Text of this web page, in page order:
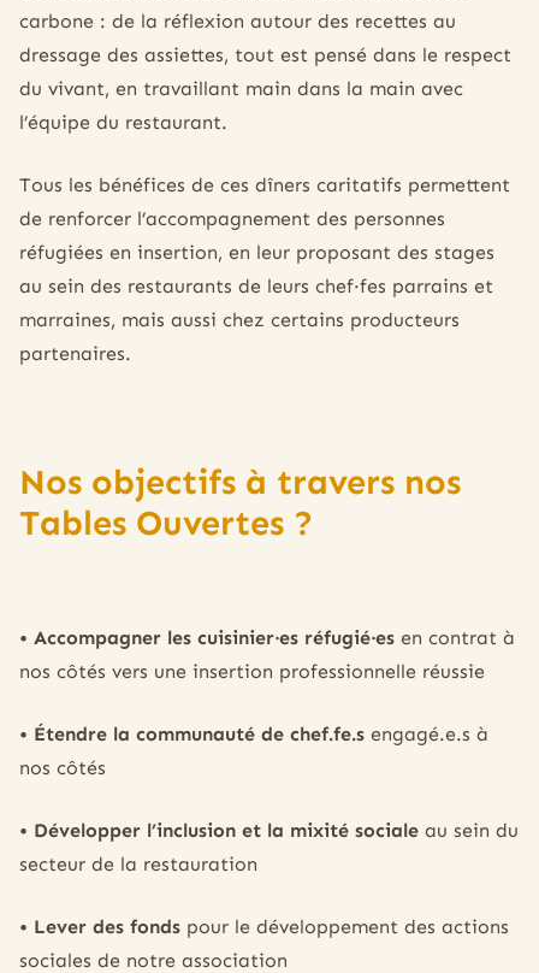
carbone : de la réflexion autour des recettes au
dressage des assiettes, tout est pensé dans le respect
du vivant, en travaillant main dans la main avec
l’équipe du restaurant.
Tous les bénéfices de ces dîners caritatifs permettent
de renforcer l’accompagnement des personnes
réfugiées en insertion, en leur proposant des stages
au sein des restaurants de leurs chef·fes parrains et
marraines, mais aussi chez certains producteurs
partenaires.
Nos objectifs à travers nos
Tables Ouvertes ?
• Accompagner les cuisinier·es réfugié·es en contrat à
nos côtés vers une insertion professionnelle réussie
• Étendre la communauté de chef.fe.s engagé.e.s à
nos côtés
• Développer l’inclusion et la mixité sociale au sein du
secteur de la restauration
• Lever des fonds pour le développement des actions
sociales de notre association